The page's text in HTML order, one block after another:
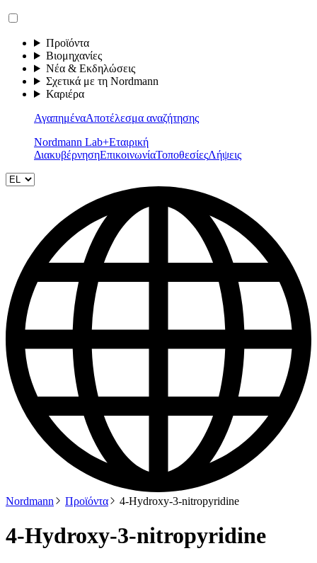
Προϊόντα
Βιομηχανίες
Νέα & Εκδηλώσεις
Σχετικά με τη Nordmann
Καριέρα
ΑγαπημέναΑποτέλεσμα αναζήτησης
Nordmann Lab+Εταιρική
ΔιακυβέρνησηΕπικοινωνίαΤοποθεσίεςΛήψεις
Nordmann Προϊόντα 4-Hydroxy-3-nitropyridine
4-Hydroxy-3-nitropyridine